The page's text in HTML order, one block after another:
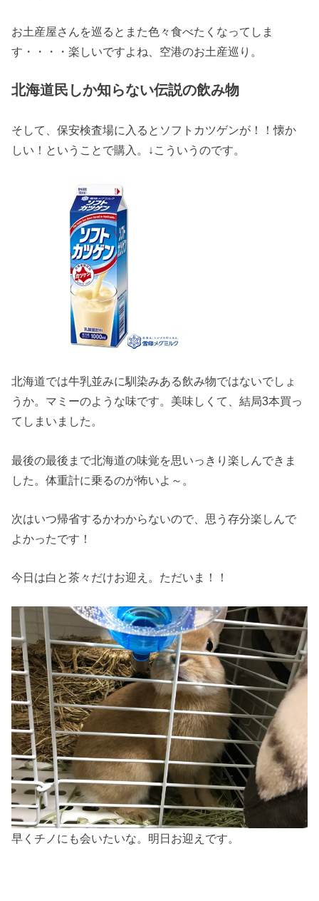
お土産屋さんを巡るとまた色々食べたくなってしま
す・・・・楽しいですよね、空港のお土産巡り。
北海道民しか知らない伝説の飲み物
そして、保安検査場に入るとソフトカツゲンが！！懐か
しい！ということで購入。↓こういうのです。
北海道では牛乳並みに馴染みある飲み物ではないでしょ
うか。マミーのような味です。美味しくて、結局3本買っ
てしまいました。
最後の最後まで北海道の味覚を思いっきり楽しんできま
した。体重計に乗るのが怖いよ～。
次はいつ帰省するかわからないので、思う存分楽しんで
よかったです！
今日は白と茶々だけお迎え。ただいま！！
早くチノにも会いたいな。明日お迎えです。